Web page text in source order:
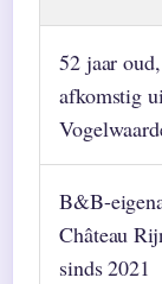
52 jaar oud,
afkomstig
B&B-
Château
sinds 2021